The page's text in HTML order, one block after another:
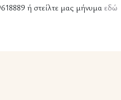
ή στείλτε μας μήνυμα εδώ